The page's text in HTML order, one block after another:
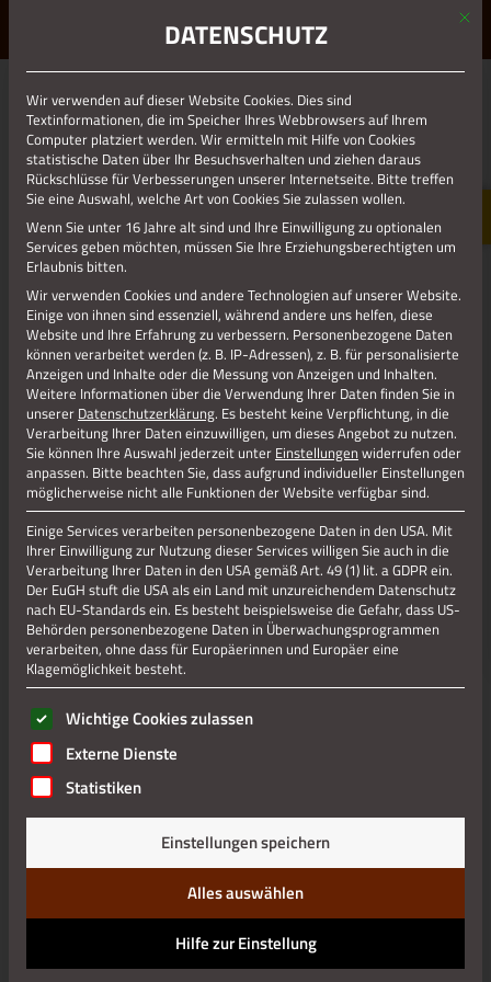
ERLEBE STOLBERG.ERLEBE DICH.
Datenschutz
Impressum
Mit
DATENSCHUTZ
Wir verwenden auf dieser Website Cookies. Dies sind
Textinformationen, die im Speicher Ihres Webbrowsers auf Ihrem
Computer platziert werden. Wir ermitteln mit Hilfe von Cookies
statistische Daten über Ihr Besuchsverhalten und ziehen daraus
Rückschlüsse für Verbesserungen unserer Internetseite. Bitte treffen
Sie eine Auswahl, welche Art von Cookies Sie zulassen wollen.
Wenn Sie unter 16 Jahre alt sind und Ihre Einwilligung zu optionalen
Services geben möchten, müssen Sie Ihre Erziehungsberechtigten um
Erlaubnis bitten.
Wir verwenden Cookies und andere Technologien auf unserer Website.
Einige von ihnen sind essenziell, während andere uns helfen, diese
Website und Ihre Erfahrung zu verbessern. Personenbezogene Daten
können verarbeitet werden (z. B. IP-Adressen), z. B. für personalisierte
Anzeigen und Inhalte oder die Messung von Anzeigen und Inhalten.
Weitere Informationen über die Verwendung Ihrer Daten finden Sie in
unserer Datenschutzerklärung. Es besteht keine Verpflichtung, in die
Verarbeitung Ihrer Daten einzuwilligen, um dieses Angebot zu nutzen.
Sie können Ihre Auswahl jederzeit unter Einstellungen widerrufen oder
anpassen. Bitte beachten Sie, dass aufgrund individueller Einstellungen
möglicherweise nicht alle Funktionen der Website verfügbar sind.
Einige Services verarbeiten personenbezogene Daten in den USA. Mit
Ihrer Einwilligung zur Nutzung dieser Services willigen Sie auch in die
Verarbeitung Ihrer Daten in den USA gemäß Art. 49 (1) lit. a GDPR ein.
Der EuGH stuft die USA als ein Land mit unzureichendem Datenschutz
nach EU-Standards ein. Es besteht beispielsweise die Gefahr, dass US-
Behörden personenbezogene Daten in Überwachungsprogrammen
verarbeiten, ohne dass für Europäerinnen und Europäer eine
Klagemöglichkeit besteht.
Es folgt eine Liste der Service-Gruppen, für die eine
Wichtige Cookies zulassen
Externe Dienste
Statistiken
Einstellungen speichern
Alles auswählen
Hilfe zur Einstellung